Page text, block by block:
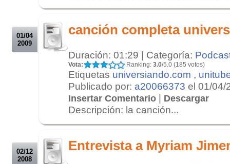
01/04
2009
canción completa
Duración: 01:29 | Categoría:
Vota: Ranking: 3.0/5.0 (185 votos)
Etiquetas universiando.com ,
Publicado por: a20066373 el 01/04/
Insertar Comentario | Descargar
Descripción: la canción...
02/12
2008
Entrevista a Myriam